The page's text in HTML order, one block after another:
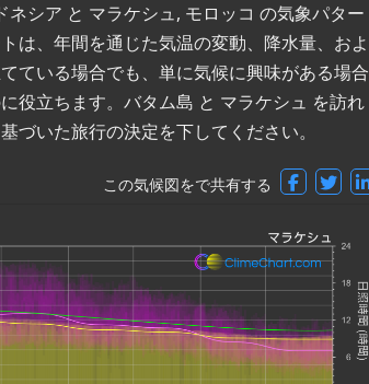
シア と マラケシュ, モロッコ の気象パター
は、年間を通じた気温の変動、降水量、およ
ている場合でも、単に気候に興味がある場合
役立ちます。バタム島 と マラケシュ を訪れ
づいた旅行の決定を下してください。
この気候図をで共有する